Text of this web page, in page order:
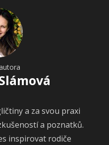
a za svou praxi
a poznatků.
inspirovat rodiče